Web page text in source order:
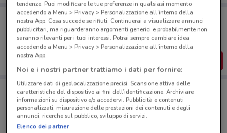
Porta DoveConviene sempre con te!
Puoi trovare le migliori offerte dei negozi vicino a te,
salvarle e creare la tua lista del risparmio, comodamente
dal tuo cellulare.
Negozi Panino Giusto a Milano
tendenze. Puoi modificare le tue preferenze in qualsiasi momento
accedendo a Menu > Privacy > Personalizzazione all'interno della
nostra App. Cosa succede se rifiuti: Continuerai a visualizzare annunci
pubblicitari, ma riguarderanno argomenti generici e probabilmente non
saranno rilevanti per i tuoi interessi. Potrai sempre cambiare idea
accedendo a Menu > Privacy > Personalizzazione all'interno della
nostra App.
Noi e i nostri partner trattiamo i dati per fornire:
Utilizzare dati di geolocalizzazione precisi. Scansione attiva delle
caratteristiche del dispositivo ai fini dell’identificazione. Archiviare
informazioni su dispositivo e/o accedervi. Pubblicità e contenuti
personalizzati, misurazione delle prestazioni dei contenuti e degli
annunci, ricerche sul pubblico, sviluppo di servizi.
Elenco dei partner